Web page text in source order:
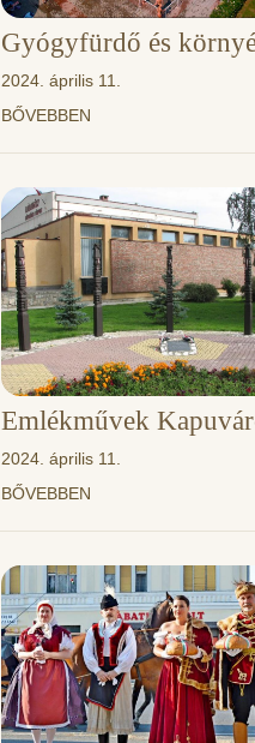
Gyógyfürdő és
2024. április 11.
BŐVEBBEN
Emlékművek
2024. április 11.
BŐVEBBEN